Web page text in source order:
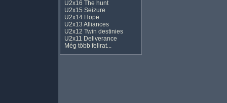
U2x16 The hunt
U2x15 Seizure
U2x14 Hope
U2x13 Alliances
U2x12 Twin destinies
U2x11 Deliverance
Még több felirat...